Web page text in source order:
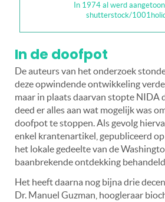
In 1974 al werd
shutterstock/
In de doofpot
De auteurs van het onderzoek
deze opwindende ontwikkeling
maar in plaats daarvan stopte NIDA
deed er alles aan wat mogelijk was
doofpot te stoppen. Als gevolg
enkel krantenartikel, gepubliceerd
het lokale gedeelte van de
baanbrekende ontdekking
Het heeft daarna nog bijna drie
Dr. Manuel Guzman, hoogleraar